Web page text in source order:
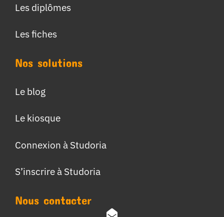
Les diplômes
Les fiches
Nos solutions
Le blog
Le kiosque
Connexion à Studoria
S’inscrire à Studoria
Nous contacter